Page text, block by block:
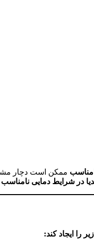
ممکن است دچار
در شرایط دمایی نامناسب
را ایجاد کند: